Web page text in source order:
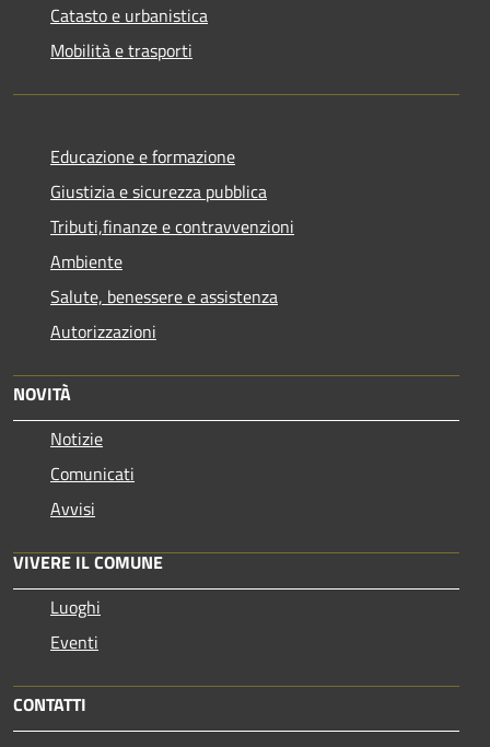
Catasto e urbanistica
Mobilità e trasporti
Educazione e formazione
Giustizia e sicurezza pubblica
Tributi,finanze e contravvenzioni
Ambiente
Salute, benessere e assistenza
Autorizzazioni
NOVITÀ
Notizie
Comunicati
Avvisi
VIVERE IL COMUNE
Luoghi
Eventi
CONTATTI